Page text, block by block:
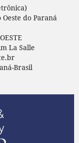
do Paraná
La Salle
Brasil